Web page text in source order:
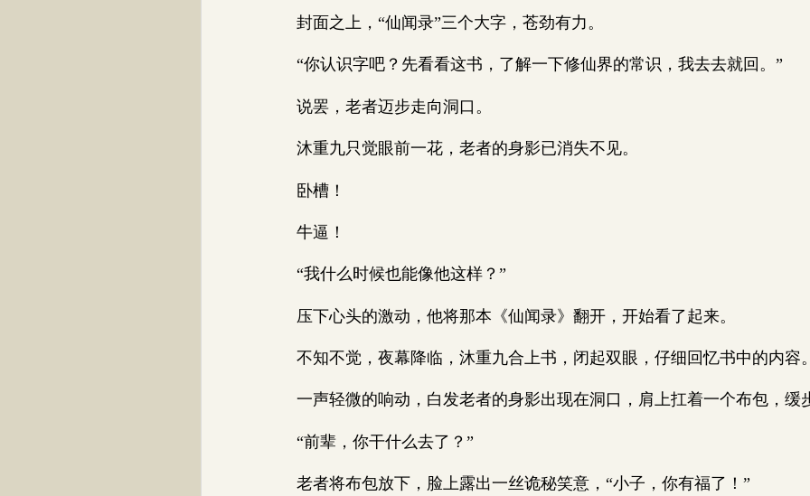
封面之上，“仙闻录”三个大字，苍劲有力。
“你认识字吧？先看看这书，了解一下修仙界的常识，我去去就回。”
说罢，老者迈步走向洞口。
沐重九只觉眼前一花，老者的身影已消失不见。
卧槽！
牛逼！
“我什么时候也能像他这样？”
压下心头的激动，他将那本《仙闻录》翻开，开始看了起来。
不知不觉，夜幕降临，沐重九合上书，闭起双眼，仔细回忆书中的内容
一声轻微的响动，白发老者的身影出现在洞口，肩上扛着一个布包，缓
“前辈，你干什么去了？”
老者将布包放下，脸上露出一丝诡秘笑意，“小子，你有福了！”